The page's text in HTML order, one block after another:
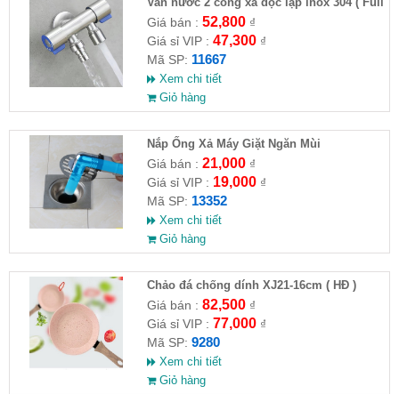
VAT )
Giá bán : 52,800₫
Giá sỉ VIP : 47,300₫
Mã SP: 11667
Xem chi tiết
Giỏ hàng
Nắp Ống Xả Máy Giặt Ngăn Mùi
Giá bán : 21,000₫
Giá sỉ VIP : 19,000₫
Mã SP: 13352
Xem chi tiết
Giỏ hàng
Chảo đá chống dính XJ21-16cm ( HĐ )
Giá bán : 82,500₫
Giá sỉ VIP : 77,000₫
Mã SP: 9280
Xem chi tiết
Giỏ hàng